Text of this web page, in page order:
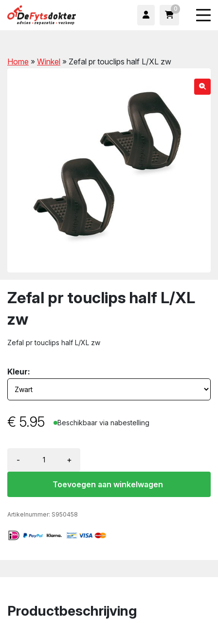
0
Home » Winkel » Zefal pr touclips half L/XL zw
Zefal pr touclips half L/XL
zw
Zefal pr touclips half L/XL zw
Kleur:
€ 5.95 Beschikbaar via nabestelling
- +
Toevoegen aan winkelwagen
Artikelnummer: S950458
Productbeschrijving